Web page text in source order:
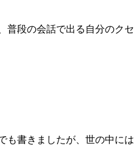
普段の会話で出る自分のクセ
も書きましたが、世の中には